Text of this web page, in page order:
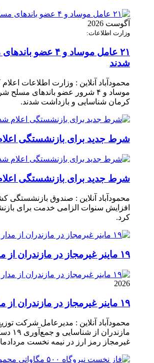
آگوست 2026
وزارت اطلاعات:
۲۱ عامل موساد و ۴
شدند
موساد و ۴ شرور عضو باند‌های
کرمان شناسایی و بازداشت شدند.
شرط جدید برای بازنشستگی
شرط جدید برای بازنشستگی
محمودآباد آنلاین : صندوق بازنشستگی
افزایش سنوات الزامی خدمت برای
کرد.
۱۹ ماینر غیرمجاز در مازندران از مدار خارج شد
2026
۱۹ ماینر غیرمجاز در مازندران از مدار خارج شد
محمودآباد آنلاین : مدیرعامل شرکت
غیرمجاز رمز ارز در نیمه نخست